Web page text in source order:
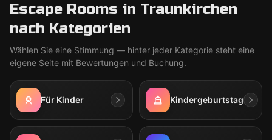
Escape Rooms in Traunkirchen
nach Kategorien
Wählen Sie eine Stimmung — hinter jeder Kategorie steht eine
eigene Seite mit Bewertungen und Buchung.
Für Kinder Kindergeburtstag